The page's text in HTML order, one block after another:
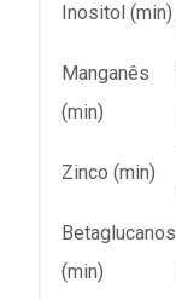
Inositol (min)
Manganês
(min)
Zinco (min)
Betaglucanos
(min)